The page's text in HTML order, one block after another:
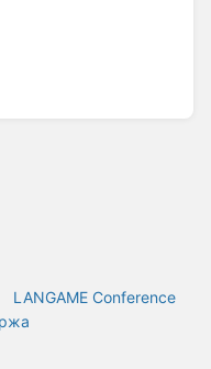
LANGAME Conference